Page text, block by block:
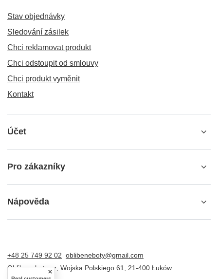
Stav objednávky
Sledování zásilek
Chci reklamovat produkt
Chci odstoupit od smlouvy
Chci produkt vyměnit
Kontakt
Účet
Pro zákazníky
Nápověda
+48 25 749 92 02 oblibeneboty@gmail.com
Oblibeneboty.cz Wojska Polskiego 61 21-400 Łuków